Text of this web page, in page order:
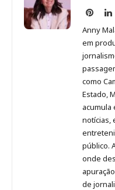
Anny
no
Anny
em
como
Estado,
acumula
notícias,
público.
onde
de